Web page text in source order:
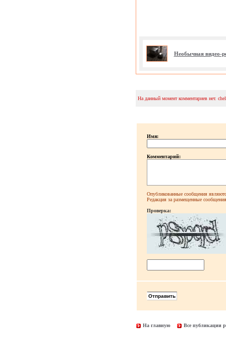
Необычная видео-
На данный момент комментариев нет.
Имя:
Комментарий:
Опубликованные сообщения
Редакция за размещенные сообщения
Проверка:
На главную Все публикации